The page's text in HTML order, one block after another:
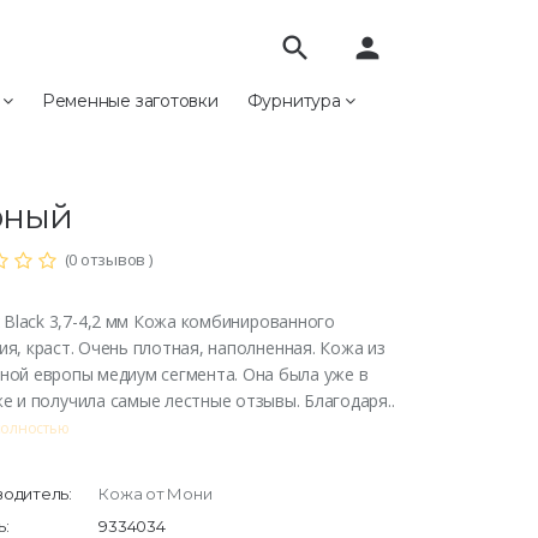
Ременные заготовки Фурнитура
search person
(0 отзывов )
Black 3,7-4,2 мм Кожа комбинированного
краст. Очень плотная, наполненная. Кожа из
европы медиум сегмента. Она была уже в
и получила самые лестные отзывы. Благодаря..
Кожа от Мони
9334034